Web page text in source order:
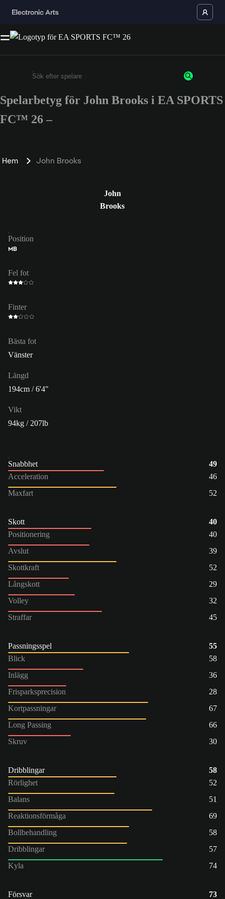
Ange minst 3 tecken eller siffror
Spelarbetyg för John Brooks i EA SPORTS
FC™ 26 –
Hem John Brooks
John
Brooks
Position
MB
Fel fot
Finter
Bästa fot
Vänster
Längd
194cm / 6'4"
Vikt
94kg / 207lb
Snabbhet
49
Acceleration
46
Maxfart
52
Skott
40
Positionering
40
Avslut
39
Skottkraft
52
Långskott
29
Volley
32
Straffar
45
Passningsspel
55
Blick
58
Inlägg
36
Frisparksprecision
28
Kortpassningar
67
Long Passing
66
Skruv
30
Dribblingar
58
Rörlighet
52
Balans
51
Reaktionsförmåga
69
Bollbehandling
58
Dribblingar
57
Kyla
74
Försvar
73